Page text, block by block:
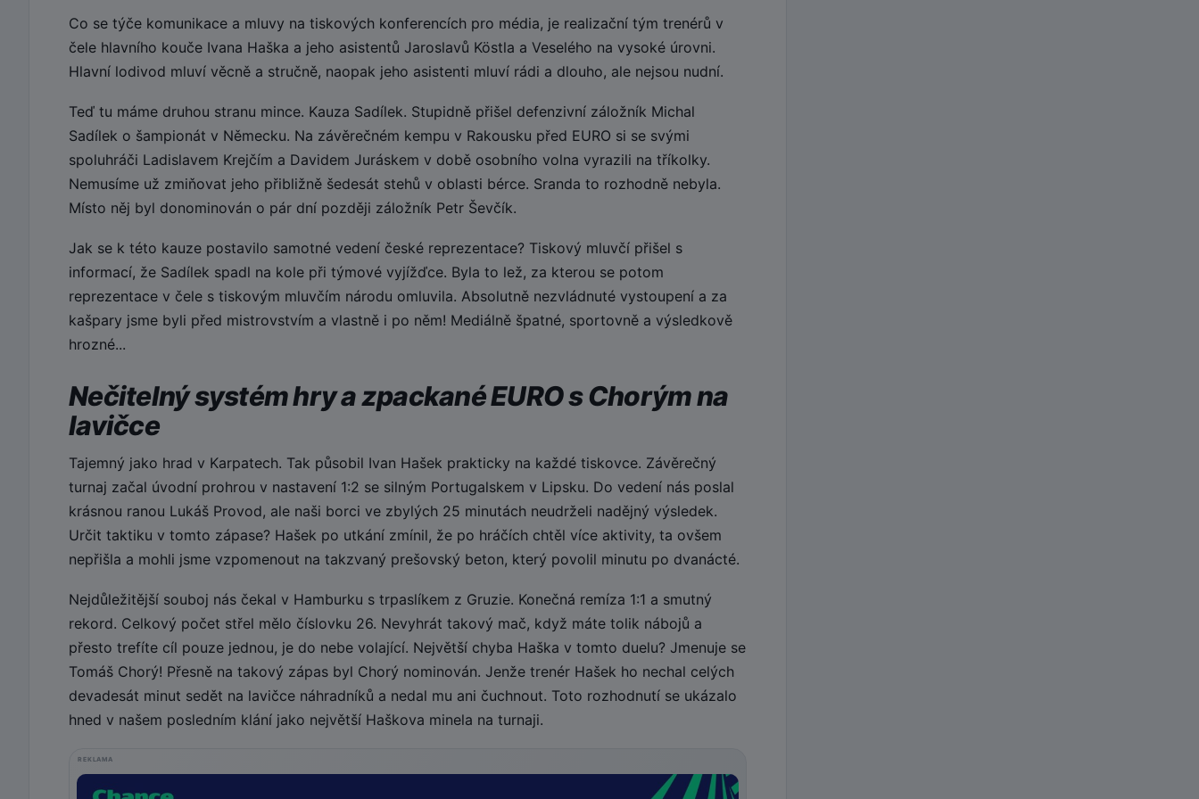
Co se týče komunikace a mluvy na tiskových konferencích pro média, je realizační tým trenérů v
čele hlavního kouče Ivana Haška a jeho asistentů Jaroslavů Köstla a Veselého na vysoké úrovni.
Hlavní lodivod mluví věcně a stručně, naopak jeho asistenti mluví rádi a dlouho, ale nejsou nudní.
Teď tu máme druhou stranu mince. Kauza Sadílek. Stupidně přišel defenzivní záložník Michal
Sadílek o šampionát v Německu. Na závěrečném kempu v Rakousku před EURO si se svými
spoluhráči Ladislavem Krejčím a Davidem Juráskem v době osobního volna vyrazili na tříkolky.
Nemusíme už zmiňovat jeho přibližně šedesát stehů v oblasti bérce. Sranda to rozhodně nebyla.
Místo něj byl donominován o pár dní později záložník Petr Ševčík.
Jak se k této kauze postavilo samotné vedení české reprezentace? Tiskový mluvčí přišel s
informací, že Sadílek spadl na kole při týmové vyjížďce. Byla to lež, za kterou se potom
reprezentace v čele s tiskovým mluvčím národu omluvila. Absolutně nezvládnuté vystoupení a za
kašpary jsme byli před mistrovstvím a vlastně i po něm! Mediálně špatné, sportovně a výsledkově
hrozné...
Nečitelný systém hry a zpackané EURO s Chorým na
lavičce
Tajemný jako hrad v Karpatech. Tak působil Ivan Hašek prakticky na každé tiskovce. Závěrečný
turnaj začal úvodní prohrou v nastavení 1:2 se silným Portugalskem v Lipsku. Do vedení nás poslal
krásnou ranou Lukáš Provod, ale naši borci ve zbylých 25 minutách neudrželi nadějný výsledek.
Určit taktiku v tomto zápase? Hašek po utkání zmínil, že po hráčích chtěl více aktivity, ta ovšem
nepřišla a mohli jsme vzpomenout na takzvaný prešovský beton, který povolil minutu po dvanácté.
Nejdůležitější souboj nás čekal v Hamburku s trpaslíkem z Gruzie. Konečná remíza 1:1 a smutný
rekord. Celkový počet střel mělo číslovku 26. Nevyhrát takový mač, když máte tolik nábojů a
přesto trefíte cíl pouze jednou, je do nebe volající. Největší chyba Haška v tomto duelu? Jmenuje se
Tomáš Chorý! Přesně na takový zápas byl Chorý nominován. Jenže trenér Hašek ho nechal celých
devadesát minut sedět na lavičce náhradníků a nedal mu ani čuchnout. Toto rozhodnutí se ukázalo
hned v našem posledním klání jako největší Haškova minela na turnaji.
REKLAMA